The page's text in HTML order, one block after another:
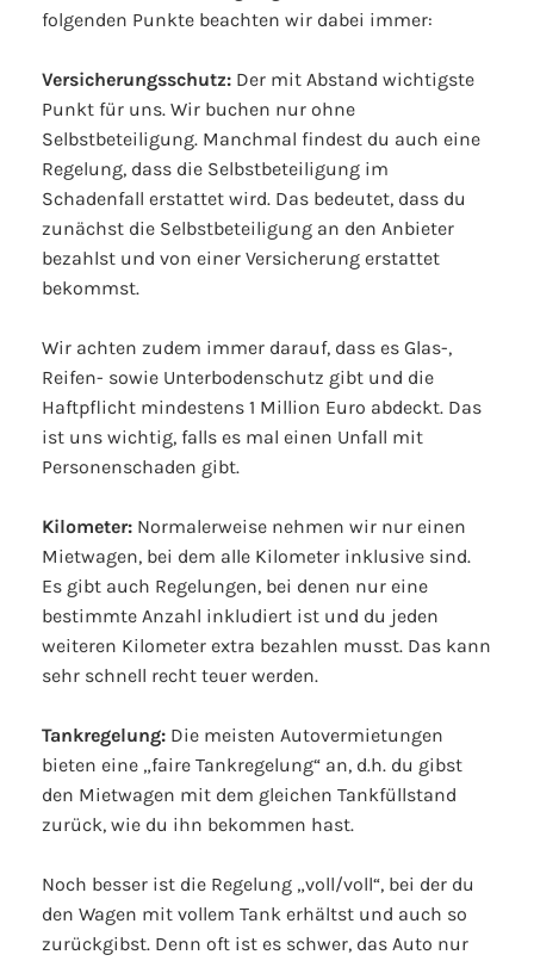
folgenden Punkte beachten wir dabei immer:
Versicherungsschutz: Der mit Abstand wichtigste
Punkt für uns. Wir buchen nur ohne
Selbstbeteiligung. Manchmal findest du auch eine
Regelung, dass die Selbstbeteiligung im
Schadenfall erstattet wird. Das bedeutet, dass du
zunächst die Selbstbeteiligung an den Anbieter
bezahlst und von einer Versicherung erstattet
bekommst.
Wir achten zudem immer darauf, dass es Glas-,
Reifen- sowie Unterbodenschutz gibt und die
Haftpflicht mindestens 1 Million Euro abdeckt. Das
ist uns wichtig, falls es mal einen Unfall mit
Personenschaden gibt.
Kilometer: Normalerweise nehmen wir nur einen
Mietwagen, bei dem alle Kilometer inklusive sind.
Es gibt auch Regelungen, bei denen nur eine
bestimmte Anzahl inkludiert ist und du jeden
weiteren Kilometer extra bezahlen musst. Das kann
sehr schnell recht teuer werden.
Tankregelung: Die meisten Autovermietungen
bieten eine „faire Tankregelung“ an, d.h. du gibst
den Mietwagen mit dem gleichen Tankfüllstand
zurück, wie du ihn bekommen hast.
Noch besser ist die Regelung „voll/voll“, bei der du
den Wagen mit vollem Tank erhältst und auch so
zurückgibst. Denn oft ist es schwer, das Auto nur